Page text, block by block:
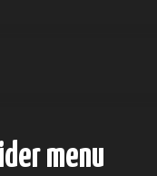
menu